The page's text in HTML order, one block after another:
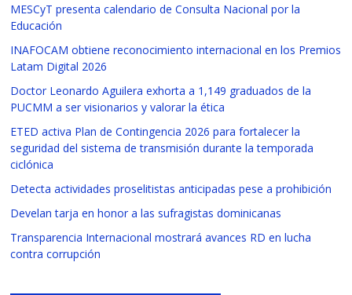
MESCyT presenta calendario de Consulta Nacional por la
Educación
INAFOCAM obtiene reconocimiento internacional en los Premios
Latam Digital 2026
Doctor Leonardo Aguilera exhorta a 1,149 graduados de la
PUCMM a ser visionarios y valorar la ética
ETED activa Plan de Contingencia 2026 para fortalecer la
seguridad del sistema de transmisión durante la temporada
ciclónica
Detecta actividades proselitistas anticipadas pese a prohibición
Develan tarja en honor a las sufragistas dominicanas
Transparencia Internacional mostrará avances RD en lucha
contra corrupción